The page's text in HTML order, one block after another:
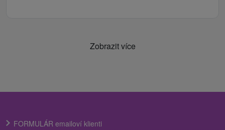
Zobrazit více
FORMULÁR emailoví klienti